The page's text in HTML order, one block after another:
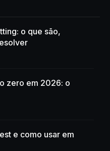
o que são,
zero em 2026: o
e como usar em